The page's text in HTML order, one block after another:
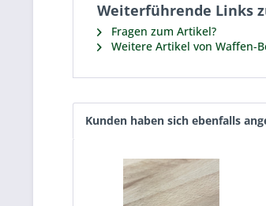
Weiterführende Links
Fragen zum Artikel?
Weitere Artikel von Waffen-
Kunden haben sich ebenfalls